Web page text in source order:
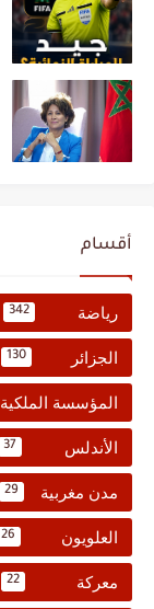
أقسام
رياضة 342
الجزائر 130
المؤسسة الملكية
الأندلس 37
مدن مغربية 29
العلويون 26
معركة 22